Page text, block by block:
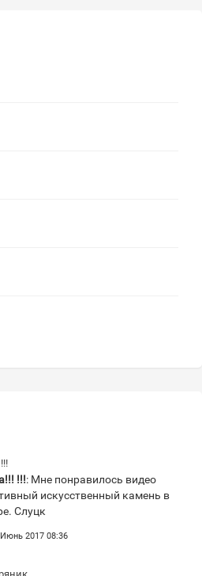
!!!: Мне понравилось видео
искусственный камень в
Слуцк
Июнь 2017 08:36